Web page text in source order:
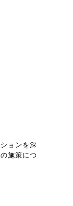
ョンを深
施策につ